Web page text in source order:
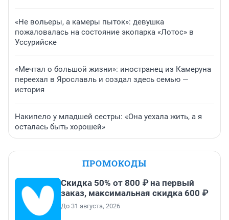
«Не вольеры, а камеры пыток»: девушка
пожаловалась на состояние экопарка «Лотос» в
Уссурийске
«Мечтал о большой жизни»: иностранец из Камеруна
переехал в Ярославль и создал здесь семью —
история
Накипело у младшей сестры: «Она уехала жить, а я
осталась быть хорошей»
ПРОМОКОДЫ
Скидка 50% от 800 ₽ на первый
заказ, максимальная скидка 600 ₽
До 31 августа, 2026